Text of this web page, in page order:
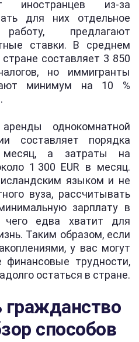
иностранцев из-за
для них отдельное
предлагают
ставки. В среднем
составляет 3 850
но иммигранты
минимум на 10 %
однокомнатной
составляет порядка
месяц, а затраты на
1 300 EUR в месяц.
языком и не
вуза, рассчитывать
зарплату в
едва хватит для
Таким образом, если
у вас могут
финансовые трудности,
остаться в стране.
гражданство
способов